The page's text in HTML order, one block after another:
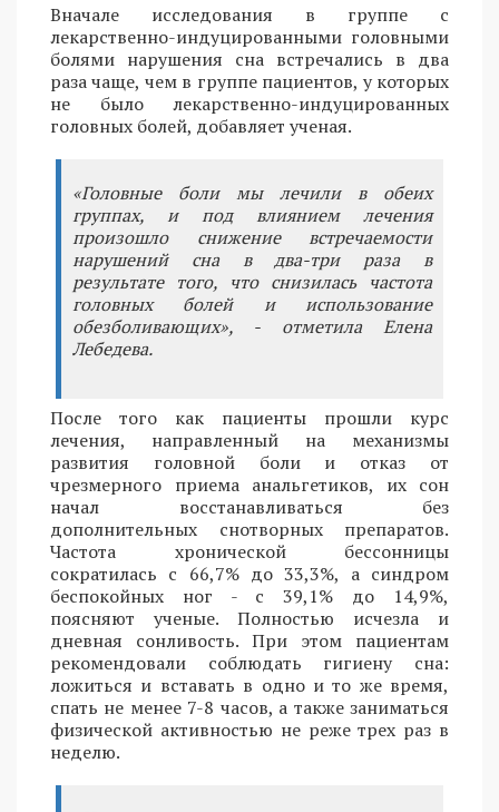
Вначале исследования в группе с
лекарственно-индуцированными головными
болями нарушения сна встречались в два
раза чаще, чем в группе пациентов, у которых
не было лекарственно-индуцированных
головных болей, добавляет ученая.
«Головные боли мы лечили в обеих
группах, и под влиянием лечения
произошло снижение встречаемости
нарушений сна в два-три раза в
результате того, что снизилась частота
головных болей и использование
обезболивающих», - отметила Елена
Лебедева.
После того как пациенты прошли курс
лечения, направленный на механизмы
развития головной боли и отказ от
чрезмерного приема анальгетиков, их сон
начал восстанавливаться без
дополнительных снотворных препаратов.
Частота хронической бессонницы
сократилась с 66,7% до 33,3%, а синдром
беспокойных ног - с 39,1% до 14,9%,
поясняют ученые. Полностью исчезла и
дневная сонливость. При этом пациентам
рекомендовали соблюдать гигиену сна:
ложиться и вставать в одно и то же время,
спать не менее 7-8 часов, а также заниматься
физической активностью не реже трех раз в
неделю.